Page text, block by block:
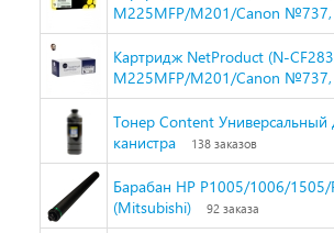
M225MFP/M201/Canon №737,
Картридж NetProduct (N-
M225MFP/M201/Canon №737,
Тонер Content Универсальный
канистра
138 заказов
Барабан HP P1005/1006/
(Mitsubishi)
92 заказа